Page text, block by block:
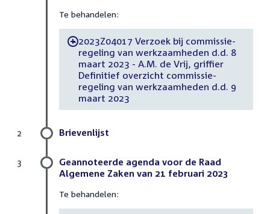
Te behandelen:
-2023Z04017 Verzoek bij commissie-
regeling van werkzaamheden d.d. 8
maart 2023 - A.M. de Vrij, griffier
Definitief overzicht commissie-
regeling van werkzaamheden d.d. 9
maart 2023
Brievenlijst
2
Geannoteerde agenda voor de Raad
Algemene Zaken van 21 februari 2023
Te behandelen:
3